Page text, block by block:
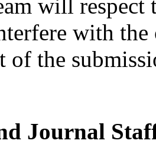
will respect
with
of the
Journal